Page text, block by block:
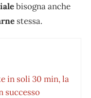
bisogna anche
stessa.
in soli 30 min, la
successo